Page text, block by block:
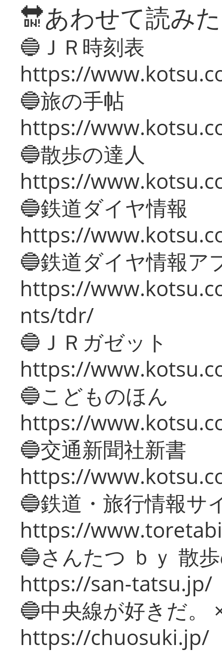
🔛あわせて読み
🔵ＪＲ時刻表
https://
🔵旅の手帖
https://
🔵散歩の達人
https://
🔵鉄道ダイヤ情報
https://
🔵鉄道ダイヤ情報ア
https://
nts/tdr/
🔵ＪＲガゼット
https://
🔵こどものほん
https://
🔵交通新聞社新書
https://
🔵鉄道・旅行情報サ
https://
🔵さんたつ ｂｙ 散
https://san-tatsu.jp/
🔵中央線が好きだ。
https://chuosuki.jp/